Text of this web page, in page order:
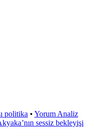
politika • Yorum Analiz
sessiz bekleyişi